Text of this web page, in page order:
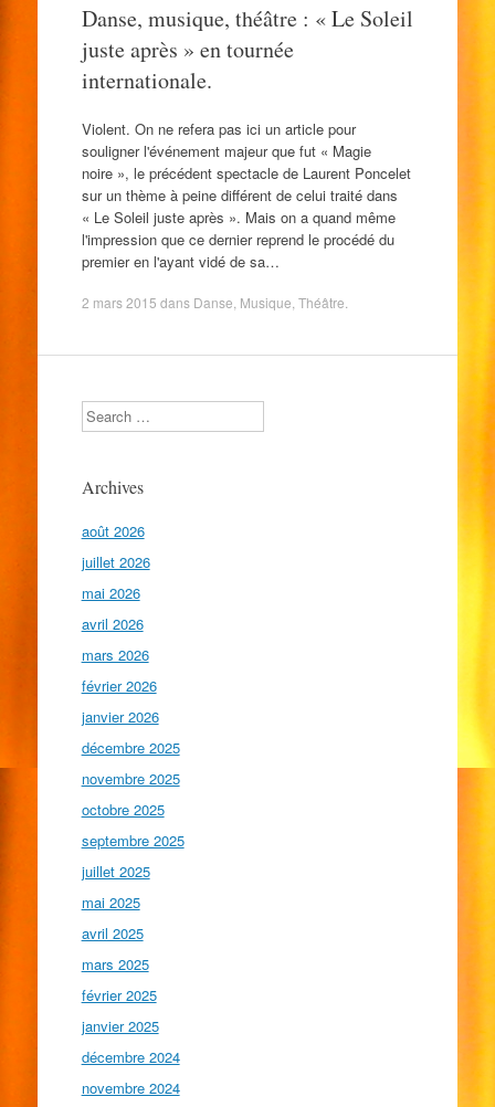
Danse, musique, théâtre : « Le Soleil
juste après » en tournée
internationale.
Violent. On ne refera pas ici un article pour
souligner l'événement majeur que fut « Magie
noire », le précédent spectacle de Laurent Poncelet
sur un thème à peine différent de celui traité dans
« Le Soleil juste après ». Mais on a quand même
l'impression que ce dernier reprend le procédé du
premier en l'ayant vidé de sa…
2 mars 2015 dans Danse Musique Théâtre
Search
Archives
août 2026
juillet 2026
mai 2026
avril 2026
mars 2026
février 2026
janvier 2026
décembre 2025
novembre 2025
octobre 2025
septembre 2025
juillet 2025
mai 2025
avril 2025
mars 2025
février 2025
janvier 2025
décembre 2024
novembre 2024